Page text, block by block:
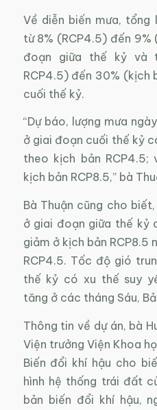
Về diễn biến mưa, tổng
từ 8% (RCP4.5) đến 9%
đoạn giữa thế kỷ và
RCP4.5) đến 30% (kịch
cuối thế kỷ.
“Dự báo, lượng mưa
ở giai đoạn cuối thế kỷ
theo kịch bản
kịch bản RCP8.5,” bà
Bà Thuận cũng cho
ở giai đoạn giữa thế kỷ
giảm ở kịch bản RCP8.5
RCP4.5. Tốc độ gió
thế kỷ có xu thế suy
tăng ở các tháng Sáu,
Thông tin về dự án, bà
Viện trưởng Viện Khoa
Biến đổi khí hậu cho
hình hệ thống trái đất
bản biến đổi khí hậu,